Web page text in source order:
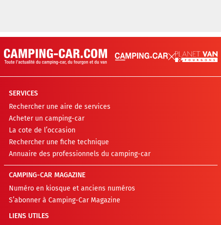
SERVICES
Rechercher une aire de services
Acheter un camping-car
La cote de l’occasion
Rechercher une fiche technique
Annuaire des professionnels du camping-car
CAMPING-CAR MAGAZINE
Numéro en kiosque et anciens numéros
S’abonner à Camping-Car Magazine
LIENS UTILES